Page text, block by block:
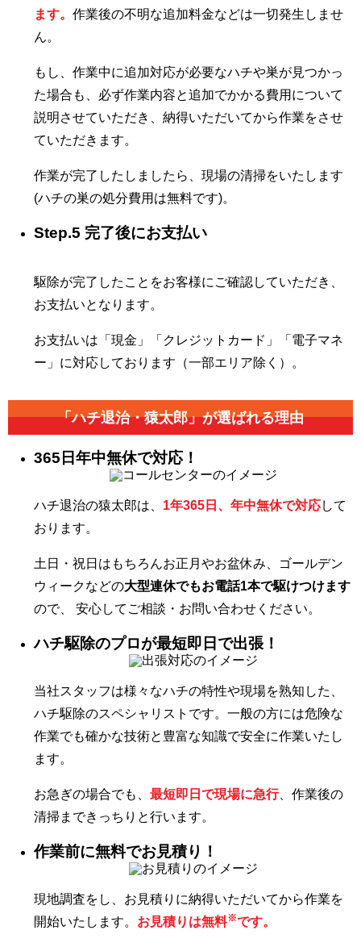
ます。 作業後の不明な追加料金などは一切発生しませ
ん。
もし、作業中に追加対応が必要なハチや巣が見つかっ
た場合も、必ず作業内容と追加でかかる費用について
説明させていただき、納得いただいてから作業をさせ
ていただきます。
作業が完了したしましたら、現場の清掃をいたします
(ハチの巣の処分費用は無料です)。
Step.5 完了後にお支払い
駆除が完了したことをお客様にご確認していただき、
お支払いとなります。
お支払いは「現金」「クレジットカード」「電子マネ
ー」に対応しております（一部エリア除く）。
「ハチ退治・猿太郎」が選ばれる理由
365日年中無休で対応！
ハチ退治の猿太郎は、 1年365日、年中無休で対応して
おります。
土日・祝日はもちろんお正月やお盆休み、ゴールデン
ウィークなどの大型連休でもお電話1本で駆けつけます
ので、 安心してご相談・お問い合わせください。
ハチ駆除のプロが最短即日で出張！
当社スタッフは様々なハチの特性や現場を熟知した、
ハチ駆除のスペシャリストです。一般の方には危険な
作業でも確かな技術と豊富な知識で安全に作業いたし
ます。
お急ぎの場合でも、 最短即日で現場に急行、作業後の
清掃まできっちりと行います。
作業前に無料でお見積り！
現地調査をし、お見積りに納得いただいてから作業を
開始いたします。 お見積りは無料※です。